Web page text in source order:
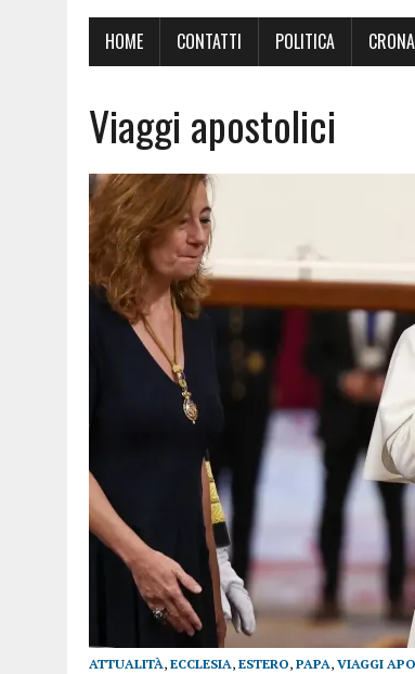
HOME CONTATTI POLITICA
Viaggi apostolici
ATTUALITÀ, ECCLESIA, ESTERO, PAPA, VIAGGI